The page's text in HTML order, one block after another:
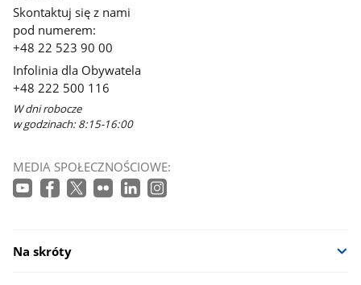
Skontaktuj się z nami
pod numerem:
+48 22 523 90 00
Infolinia dla Obywatela
+48 222 500 116
W dni robocze
w godzinach: 8:15-16:00
MEDIA SPOŁECZNOŚCIOWE:
Na skróty